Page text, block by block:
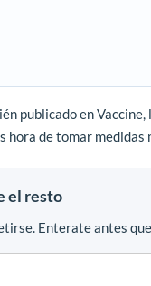
publicado en
hora de tomar medidas
el resto
Enterate antes